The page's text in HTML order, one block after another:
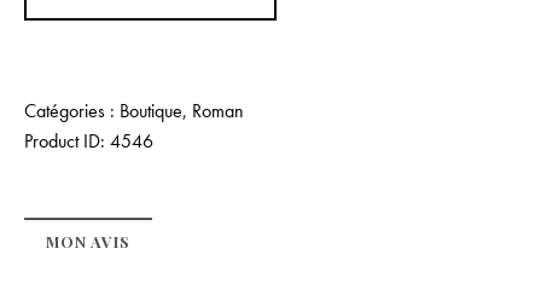
Catégories : Boutique, Roman
Product ID: 4546
MON AVIS